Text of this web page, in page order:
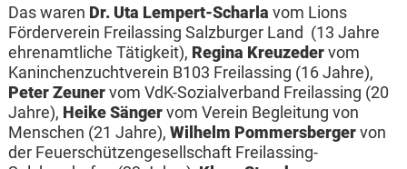
Das waren Dr. Uta Lempert-Scharla vom Lions
Förderverein Freilassing Salzburger Land (13 Jahre
ehrenamtliche Tätigkeit), Regina Kreuzedervom
Kaninchenzuchtverein B103 Freilassing (16 Jahre),
Peter Zeunervom VdK-Sozialverband Freilassing (20
Jahre), Heike Sängervom Verein Begleitung von
Menschen (21 Jahre), Wilhelm Pommersbergervon
der Feuerschützengesellschaft Freilassing-